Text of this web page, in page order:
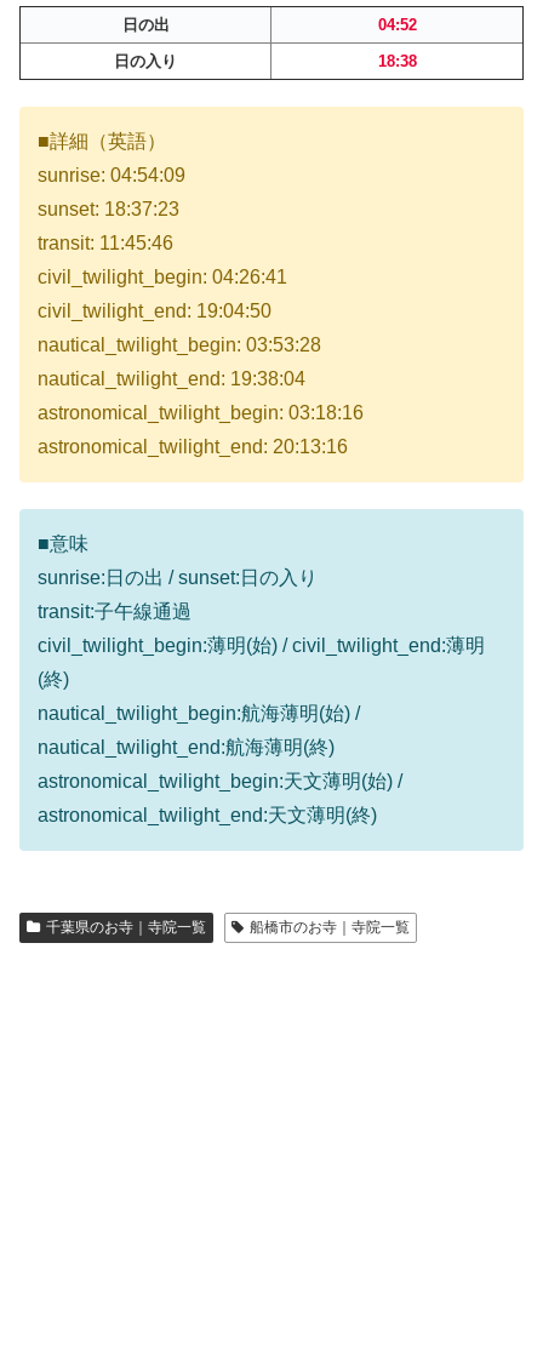
日の出
04:52
日の入り
18:38
■詳細（英語）
sunrise: 04:54:09
sunset: 18:37:23
transit: 11:45:46
civil_twilight_begin: 04:26:41
civil_twilight_end: 19:04:50
nautical_twilight_begin: 03:53:28
nautical_twilight_end: 19:38:04
astronomical_twilight_begin: 03:18:16
astronomical_twilight_end: 20:13:16
■意味
sunrise:日の出 / sunset:日の入り
transit:子午線通過
civil_twilight_begin:薄明(始) / civil_twilight_end:薄明
(終)
nautical_twilight_begin:航海薄明(始) /
nautical_twilight_end:航海薄明(終)
astronomical_twilight_begin:天文薄明(始) /
astronomical_twilight_end:天文薄明(終)
千葉県のお寺｜寺院一覧 船橋市のお寺｜寺院一覧